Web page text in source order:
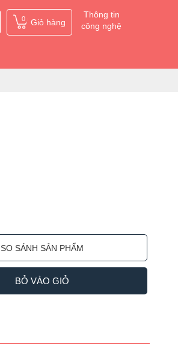
0 Giỏ hàng
Thông tin
công nghệ
SO SÁNH SẢN PHẨM
BỎ VÀO GIỎ